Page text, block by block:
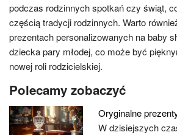
podczas rodzinnych spotkań czy świąt,
częścią tradycji rodzinnych. Warto
prezentach personalizowanych na baby
dziecka pary młodej, co może być
nowej roli rodzicielskiej.
Polecamy zobaczyć
Oryginalne
W dzisiejszych